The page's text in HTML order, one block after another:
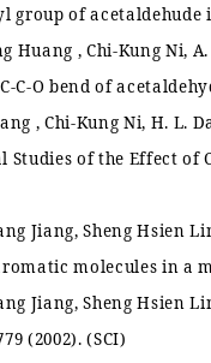
group of acetaldehude
Huang , Chi-Kung Ni,
O bend of
, Chi-Kung Ni, H. L.
of the Effect
Jiang, Sheng Hsien
molecules in a
Jiang, Sheng Hsien
(2002). (SCI)